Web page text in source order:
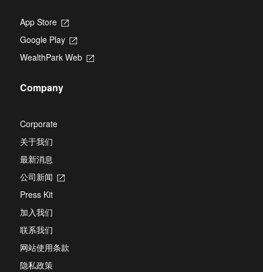
App Store
Opens
a
new
tab
Google Play
Opens
a
WealthPark Web
Opens
Company
Corporate
关于我们
最新消息
公司新闻
Opens
Press Kit
加入我们
联系我们
网站使用条款
隐私政策